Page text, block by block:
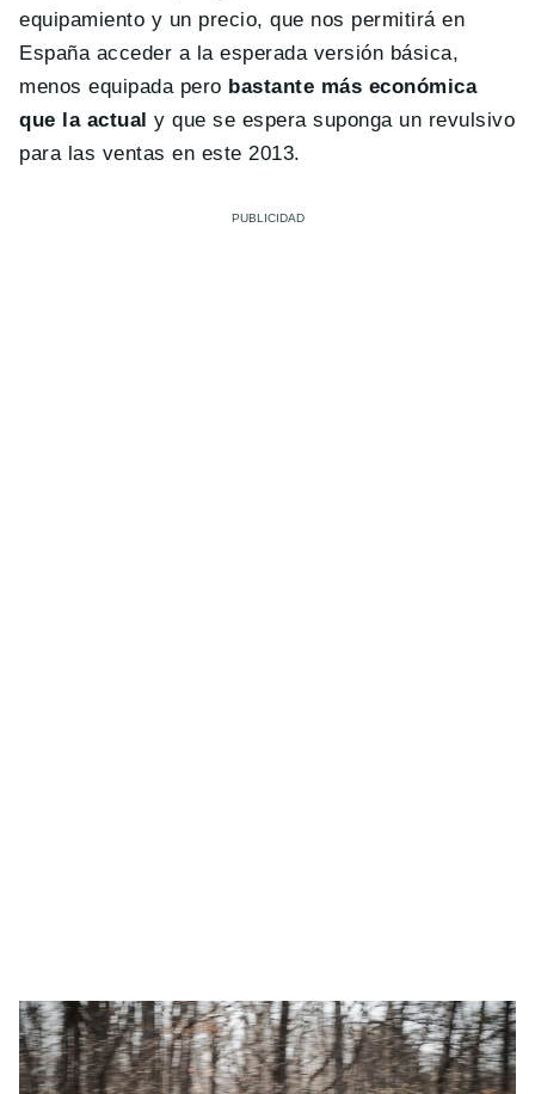
equipamiento y un precio, que nos permitirá en
España acceder a la esperada versión básica,
menos equipada pero bastante más económica
que la actualy que se espera suponga un revulsivo
para las ventas en este 2013.